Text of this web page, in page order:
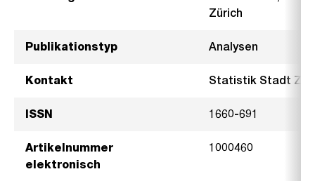
Zürich
Publikationstyp Analysen
Kontakt Statistik Stadt
ISSN 1660-691
Artikelnummer
elektronisch
1000460